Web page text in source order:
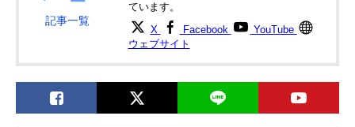
記事一覧
ています。
X Facebook
YouTube
ウェブサイト